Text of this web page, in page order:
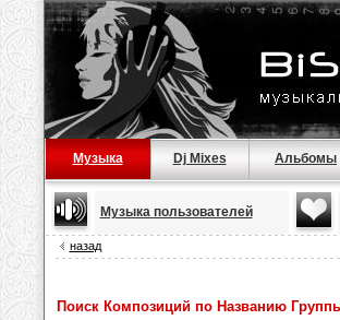
Музыка Dj Mixes Альбомы
Музыка пользователей
назад
Поиск Композиций по Названию